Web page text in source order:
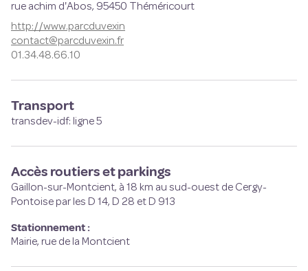
rue achim d'Abos, 95450 Théméricourt
http://www.parcduvexin
contact@parcduvexin.fr
01.34.48.66.10
Transport
transdev-idf: ligne 5
Accès routiers et parkings
Gaillon-sur-Montcient, à 18 km au sud-ouest de Cergy-
Pontoise par les D 14, D 28 et D 913
Stationnement :
Mairie, rue de la Montcient